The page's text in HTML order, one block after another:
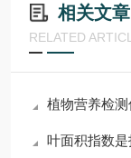
相关文章
RELATED
植物营养检测
叶面积指数